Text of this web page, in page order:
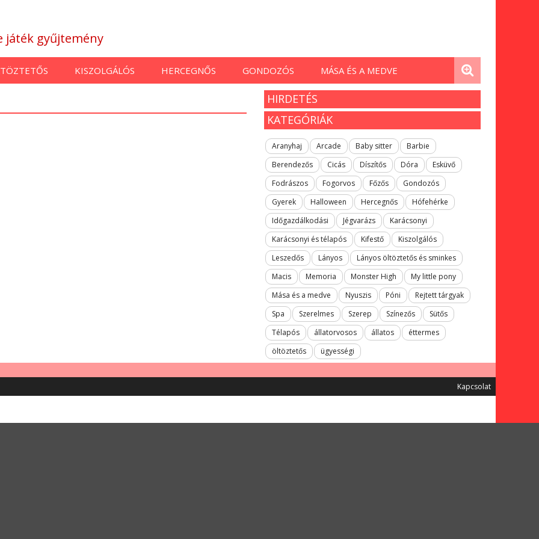
játék gyűjtemény
KISZOLGÁLÓS HERCEGNŐS GONDOZÓS MÁSA ÉS A MEDVE
HIRDETÉS
KATEGÓRIÁK
Aranyhaj Arcade Baby sitter
Barbie
Berendezős
Cicás Díszítős Dóra
Esküvő
Fodrászos
Fogorvos Főzős
Gondozós
Gyerek
Halloween Hercegnős
Hófehérke
Időgazdálkodási
Jégvarázs
Karácsonyi
Karácsonyi és télapós
Kifestő
Kiszolgálós
Leszedős
Lányos
Lányos öltöztetős és sminkes
Macis
Memoria Monster High
My little pony
Mása és a medve
Nyuszis Póni
Rejtett tárgyak
Spa
Szerelmes Szerep Színezős
Sütős
Télapós
állatorvosos állatos
éttermes
öltöztetős
ügyességi
Kapcsolat